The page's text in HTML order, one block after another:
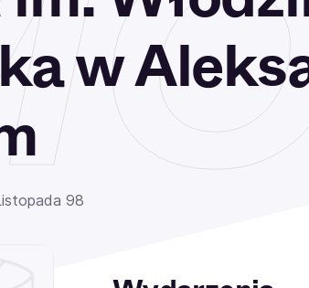
w
98